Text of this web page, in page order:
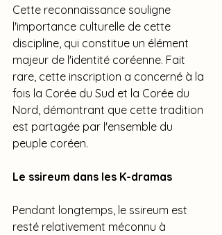
Cette reconnaissance souligne
l'importance culturelle de cette
discipline, qui constitue un élément
majeur de l'identité coréenne. Fait
rare, cette inscription a concerné à la
fois la Corée du Sud et la Corée du
Nord, démontrant que cette tradition
est partagée par l'ensemble du
peuple coréen.
Le ssireum dans les K-dramas
Pendant longtemps, le ssireum est
resté relativement méconnu à